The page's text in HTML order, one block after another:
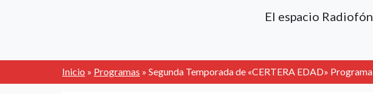
El espacio
Inicio » Programas » Segunda Temporada de «CERTERA EDAD»